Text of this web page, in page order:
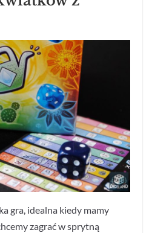
gra, idealna kiedy mamy
zagrać w sprytną